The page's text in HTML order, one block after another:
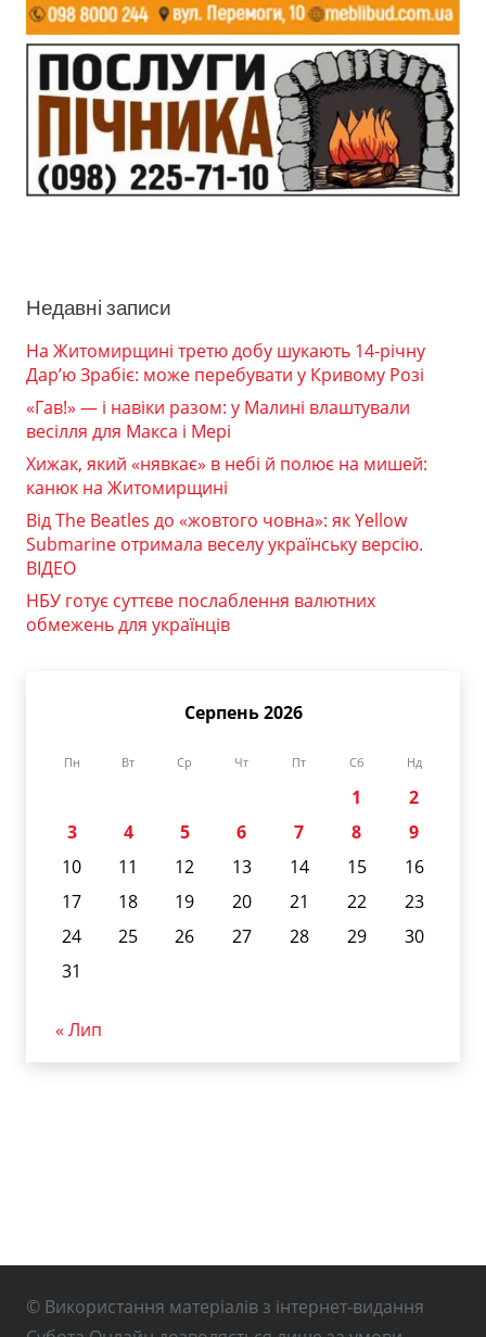
Недавні записи
На Житомирщині третю добу шукають 14-річну
Дар’ю Зрабіє: може перебувати у Кривому Розі
«Гав!» — і навіки разом: у Малині влаштували
весілля для Макса і Мері
Хижак, який «нявкає» в небі й полює на мишей:
канюк на Житомирщині
Від The Beatles до «жовтого човна»: як Yellow
Submarine отримала веселу українську версію.
ВІДЕО
НБУ готує суттєве послаблення валютних
обмежень для українців
Серпень 2026
Пн Вт Ср Чт Пт Сб Нд
1
2
3
4 5 6 7 8
9
10
11 12 13 14 15
16
17
18 19 20 21 22
23
24
25 26 27 28 29
30
31
« Лип
© Використання матеріалів з інтернет-видання